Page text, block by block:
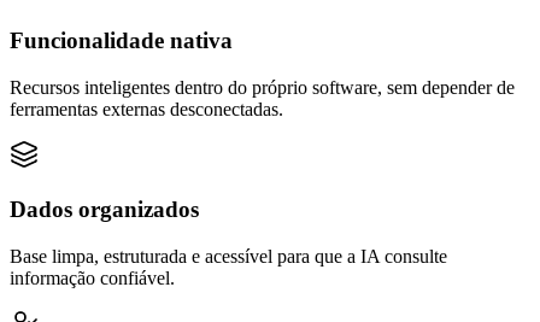
Funcionalidade nativa
Recursos inteligentes dentro do próprio software, sem depender de
ferramentas externas desconectadas.
Dados organizados
Base limpa, estruturada e acessível para que a IA consulte
informação confiável.